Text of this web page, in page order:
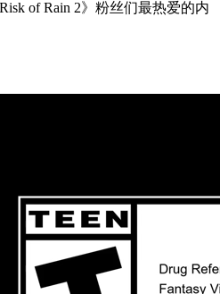
of Rain 2》粉丝们最热爱的内